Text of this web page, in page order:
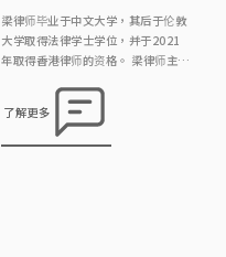
梁律师毕业于中文大学，其后于伦敦
大学取得法律学士学位，并于2021
年取得香港律师的资格。 梁律师主要
办等案件，亦曾处理及协助办理刑事
诉讼、工伤索偿及人身伤害诉讼等案
件。 梁律师十分关注法律科技的发
了解更多